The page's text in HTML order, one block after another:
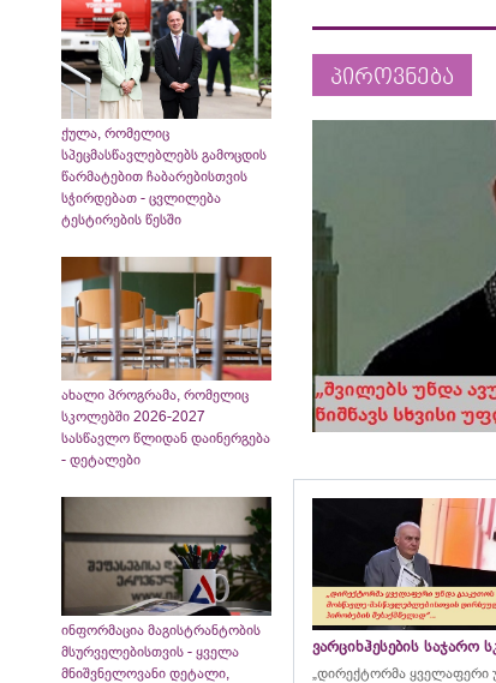
ქულა, რომელიც
სპეცმასწავლებლებს გამოცდის
წარმატებით ჩაბარებისთვის
სჭირდებათ - ცვლილება
ტესტირების წესში
ახალი პროგრამა, რომელიც
სკოლებში 2026-2027
სასწავლო წლიდან დაინერგება
- დეტალები
ინფორმაცია მაგისტრანტობის
მსურველებისთვის - ყველა
მნიშვნელოვანი დეტალი,
პიროვნება
ვარციხჰესების
„დირექტორმა ყველაფერი